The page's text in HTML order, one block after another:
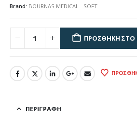
Brand: BOURNAS MEDICAL - SOFT
ΠΡΟΣΘΉΚΗ ΣΤΟ
ΠΕΡΙΓΡΑΦΉ